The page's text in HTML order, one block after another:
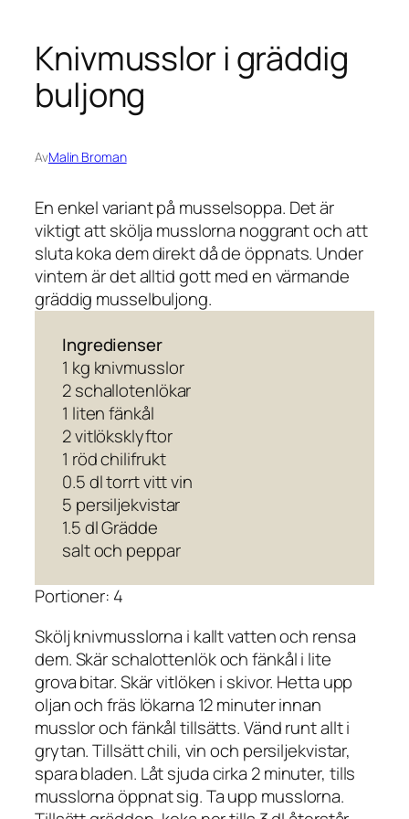
Knivmusslor i gräddig
buljong
AvMalin Broman
En enkel variant på musselsoppa. Det är
viktigt att skölja musslorna noggrant och att
sluta koka dem direkt då de öppnats. Under
vintern är det alltid gott med en värmande
gräddig musselbuljong.
Ingredienser
1 kg knivmusslor
2 schallotenlökar
1 liten fänkål
2 vitlöksklyftor
1 röd chilifrukt
0.5 dl torrt vitt vin
5 persiljekvistar
1.5 dl Grädde
salt och peppar
Portioner: 4
Skölj knivmusslorna i kallt vatten och rensa
dem. Skär schalottenlök och fänkål i lite
grova bitar. Skär vitlöken i skivor. Hetta upp
oljan och fräs lökarna 12 minuter innan
musslor och fänkål tillsätts. Vänd runt allt i
grytan. Tillsätt chili, vin och persiljekvistar,
spara bladen. Låt sjuda cirka 2 minuter, tills
musslorna öppnat sig. Ta upp musslorna.